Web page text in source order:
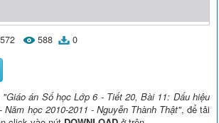
588 0
"Giáo án Số học Lớp 6 - Tiết 20, Bài 11: Dấu hiệu
học 2010-2011 - Nguyễn Thành Thật", để tải